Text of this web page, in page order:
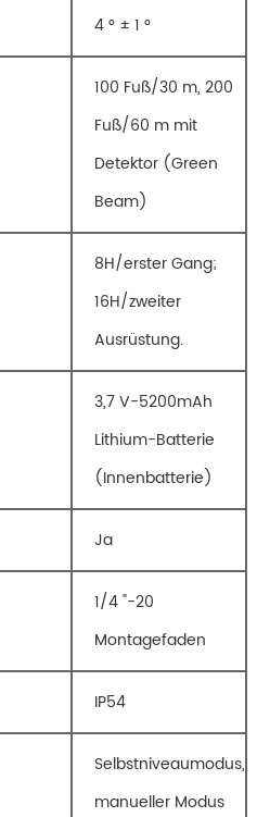
4 ° ± 1 °
100 Fuß/30 m, 200
Fuß/60 m mit
Detektor (Green
Beam)
8H/erster Gang;
16H/zweiter
Ausrüstung.
3,7 V-5200mAh
Lithium-Batterie
(Innenbatterie)
Ja
1/4 "-20
Montagefaden
IP54
Selbstniveaumodus,
manueller Modus